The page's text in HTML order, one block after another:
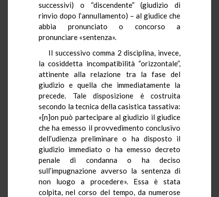
successivi) o “discendente” (giudizio di
rinvio dopo l’annullamento) – al giudice che
abbia pronunciato o concorso a
pronunciare «sentenza».
Il successivo comma 2 disciplina, invece,
la cosiddetta incompatibilità “orizzontale”,
attinente alla relazione tra la fase del
giudizio e quella che immediatamente la
precede. Tale disposizione è costruita
secondo la tecnica della casistica tassativa:
«[n]on può partecipare al giudizio il giudice
che ha emesso il provvedimento conclusivo
dell’udienza preliminare o ha disposto il
giudizio immediato o ha emesso decreto
penale di condanna o ha deciso
sull’impugnazione avverso la sentenza di
non luogo a procedere». Essa è stata
colpita, nel corso del tempo, da numerose